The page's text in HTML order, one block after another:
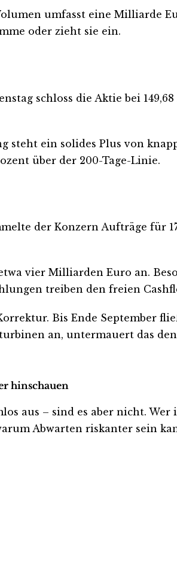
umfasst eine Milliarde
oder zieht sie ein.
schloss die Aktie bei
ein solides Plus von
über der 200-Tage-Linie.
der Konzern Aufträge für
vier Milliarden Euro an.
treiben den freien
Bis Ende September
an, untermauert das
hinschauen
aus – sind es aber nicht.
Abwarten riskanter sein